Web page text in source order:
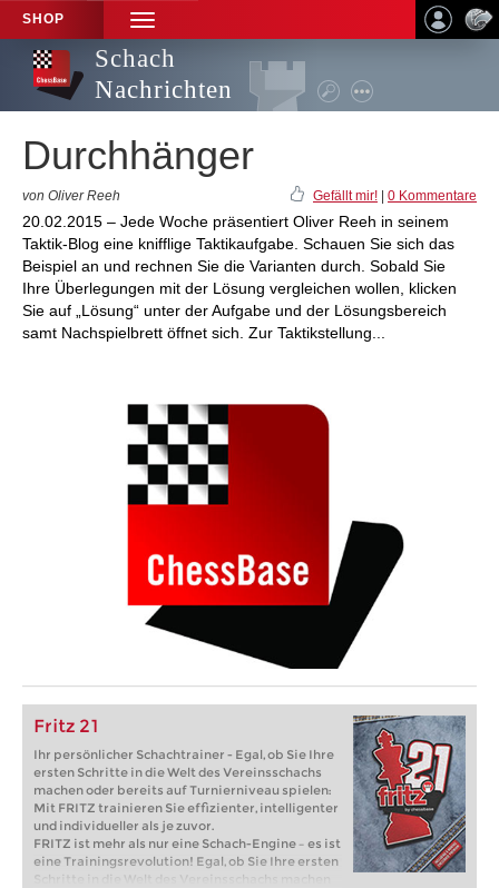
SHOP
TOGGLE
NAVIGATION
Schach
Nachrichten
Durchhänger
von Oliver Reeh Gefällt mir! 0 Kommentare
20.02.2015 – Jede Woche präsentiert Oliver Reeh in seinem
Taktik-Blog eine knifflige Taktikaufgabe. Schauen Sie sich das
Beispiel an und rechnen Sie die Varianten durch. Sobald Sie
Ihre Überlegungen mit der Lösung vergleichen wollen, klicken
Sie auf „Lösung“ unter der Aufgabe und der Lösungsbereich
samt Nachspielbrett öffnet sich. Zur Taktikstellung...
Fritz 21
Ihr persönlicher Schachtrainer - Egal, ob Sie Ihre
ersten Schritte in die Welt des Vereinsschachs
machen oder bereits auf Turnierniveau spielen:
Mit FRITZ trainieren Sie effizienter, intelligenter
und individueller als je zuvor.
FRITZ ist mehr als nur eine Schach-Engine – es ist
eine Trainingsrevolution! Egal, ob Sie Ihre ersten
Schritte in die Welt des Vereinsschachs machen